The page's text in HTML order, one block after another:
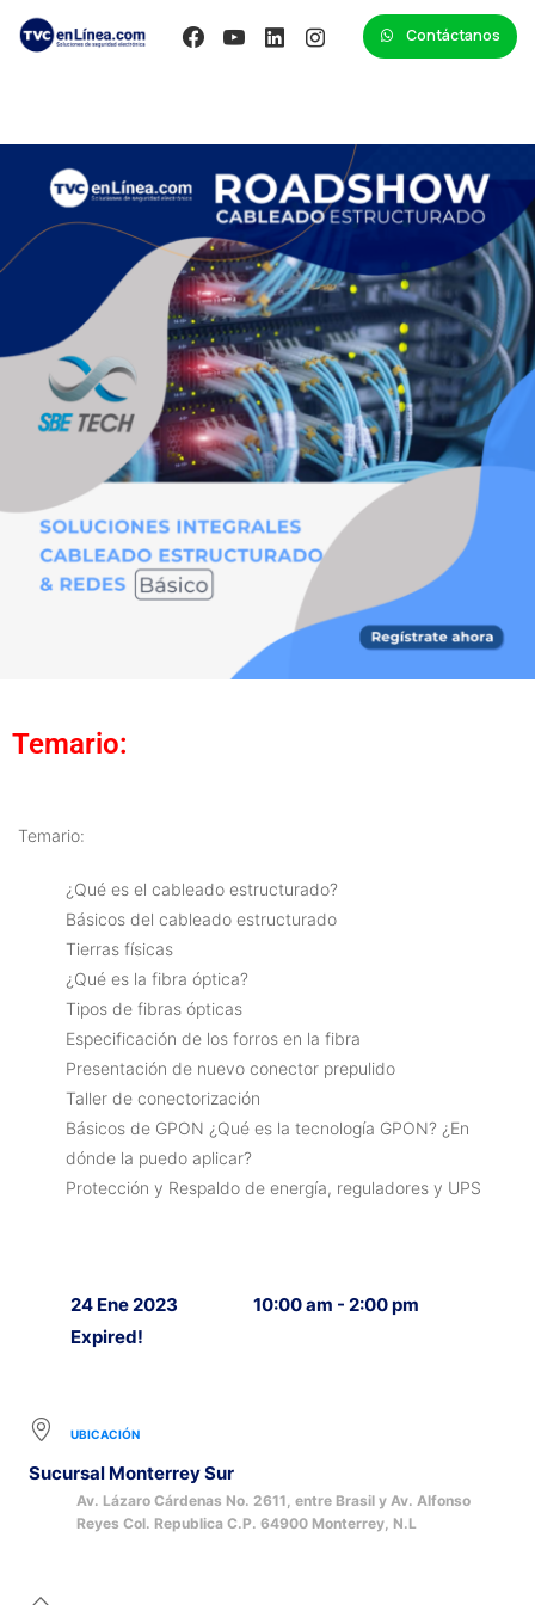
Contáctanos
Temario:
Temario:
¿Qué es el cableado estructurado?
Básicos del cableado estructurado
Tierras físicas
¿Qué es la fibra óptica?
Tipos de fibras ópticas
Especificación de los forros en la fibra
Presentación de nuevo conector prepulido
Taller de conectorización
Básicos de GPON ¿Qué es la tecnología GPON? ¿En
dónde la puedo aplicar?
Protección y Respaldo de energía, reguladores y UPS
24 Ene 2023
Expired!
10:00 am - 2:00 pm
UBICACIÓN
Sucursal Monterrey Sur
Av. Lázaro Cárdenas No. 2611, entre Brasil y Av. Alfonso
Reyes Col. Republica C.P. 64900 Monterrey, N.L